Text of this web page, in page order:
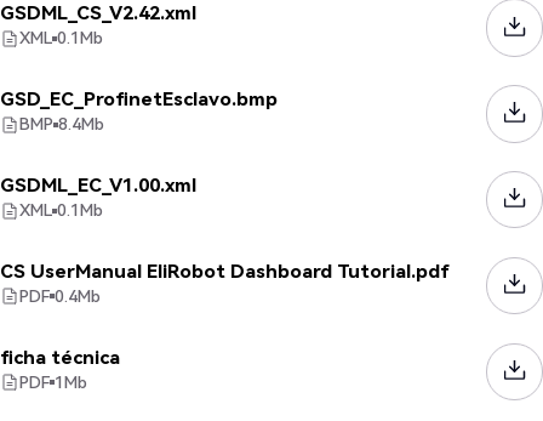
GSDML_CS_V2.42.xml
XML 0.1Mb
GSD_EC_ProfinetEsclavo.bmp
BMP 8.4Mb
GSDML_EC_V1.00.xml
XML 0.1Mb
CS UserManual EliRobot Dashboard Tutorial.pdf
PDF 0.4Mb
ficha técnica
PDF 1Mb